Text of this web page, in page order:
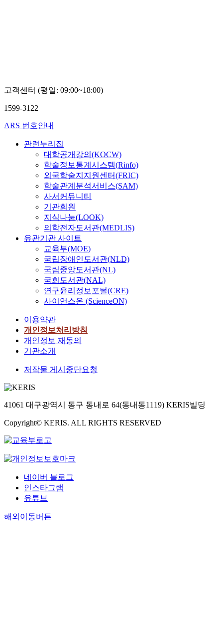
고객센터 (평일: 09:00~18:00)
1599-3122
ARS 번호안내
관련누리집
대학공개강의(KOCW)
학술정보통계시스템(Rinfo)
외국학술지지원센터(FRIC)
학술관계분석서비스(SAM)
사서커뮤니티
기관회원
지식나눔(LOOK)
의학전자도서관(MEDLIS)
유관기관 사이트
교육부(MOE)
국립장애인도서관(NLD)
국립중앙도서관(NL)
국회도서관(NAL)
연구윤리정보포털(CRE)
사이언스온 (ScienceON)
이용약관
개인정보처리방침
개인정보 재동의
기관소개
저작물 게시중단요청
41061 대구광역시 동구 동내로 64(동내동1119) KERIS빌딩
Copyright© KERIS. ALL RIGHTS RESERVED
네이버 블로그
인스타그램
유튜브
해외이동버튼